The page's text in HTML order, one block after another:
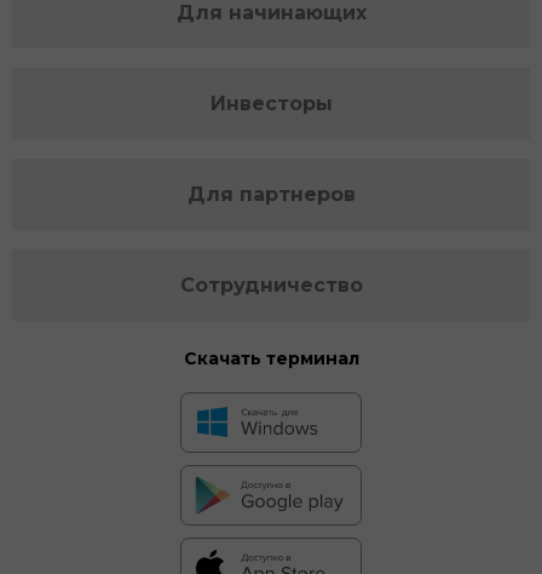
Для начинающих
Инвесторы
Для партнеров
Сотрудничество
Скачать терминал